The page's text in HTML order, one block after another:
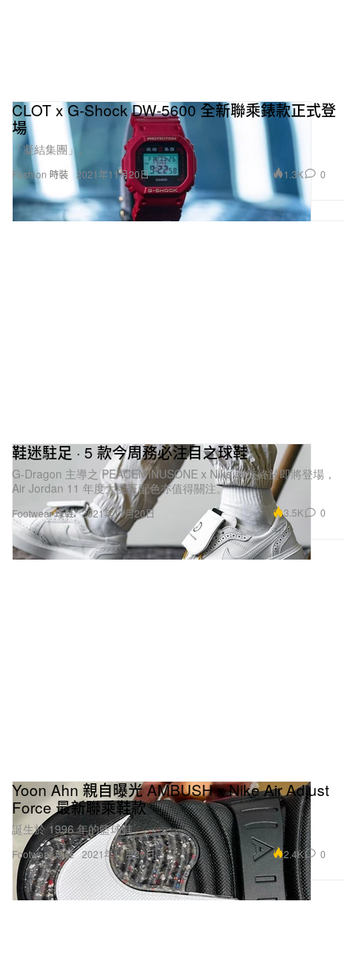
Fashion 時裝
CLOT x G-Shock DW-5600 全新聯乘錶款正式登
場
「凝結集團」。
2021年11月20日 1.3K 0
Footwear 球鞋
鞋迷駐足 · 5 款今周務必注目之球鞋
G-Dragon 主導之 PEACEMINUSONE x Nike 聯乘終於即將登場，
Air Jordan 11 年度大魔王配色亦值得關注。
2021年11月20日 3.5K 0
Footwear 球鞋
Yoon Ahn 親自曝光 AMBUSH x Nike Air Adjust
Force 最新聯乘鞋款
誕生於 1996 年的籃球鞋。
2021年11月20日 2.4K 0